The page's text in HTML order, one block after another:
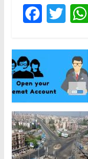
F
c
e
b
o
o
k
T
itt
er